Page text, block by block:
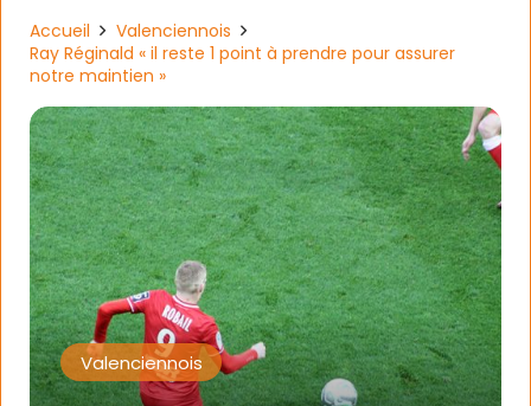
Accueil
Valenciennois
Ray Réginald « il reste 1 point à prendre pour assurer
notre maintien »
Valenciennois